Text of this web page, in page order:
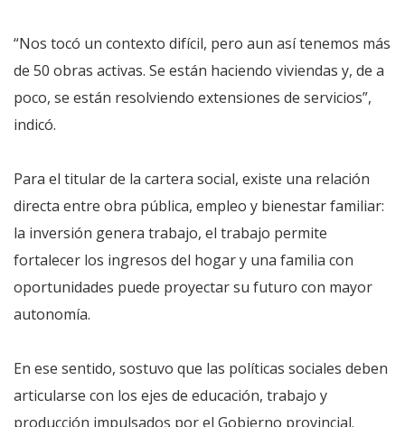
“Nos tocó un contexto difícil, pero aun así tenemos más
de 50 obras activas. Se están haciendo viviendas y, de a
poco, se están resolviendo extensiones de servicios”,
indicó.
Para el titular de la cartera social, existe una relación
directa entre obra pública, empleo y bienestar familiar:
la inversión genera trabajo, el trabajo permite
fortalecer los ingresos del hogar y una familia con
oportunidades puede proyectar su futuro con mayor
autonomía.
En ese sentido, sostuvo que las políticas sociales deben
articularse con los ejes de educación, trabajo y
producción impulsados por el Gobierno provincial.